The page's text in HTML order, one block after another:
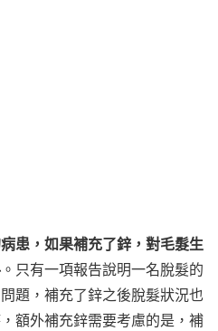
患，如果補充了鋅，對毛髮生
。只有一項報告說明一名脫髮的
題，補充了鋅之後脫髮狀況也
額外補充鋅需要考慮的是，補